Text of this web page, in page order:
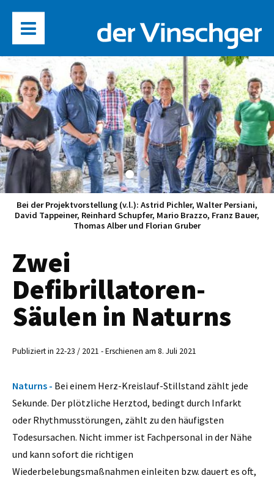
Bei der Projektvorstellung (v.l.): Astrid Pichler, Walter Persiani,
David Tappeiner, Reinhard Schupfer, Mario Brazzo, Franz Bauer,
Thomas Alber und Florian Gruber
Zwei
Defibrillatoren-
Säulen in Naturns
Publiziert in 22-23 / 2021 - Erschienen am 8. Juli 2021
Naturns - Bei einem Herz-Kreislauf-Stillstand zählt jede
Sekunde. Der plötzliche Herztod, bedingt durch Infarkt
oder Rhythmusstörungen, zählt zu den häufigsten
Todesursachen. Nicht immer ist Fachpersonal in der Nähe
und kann sofort die richtigen
Wiederbelebungsmaßnahmen einleiten bzw. dauert es oft,